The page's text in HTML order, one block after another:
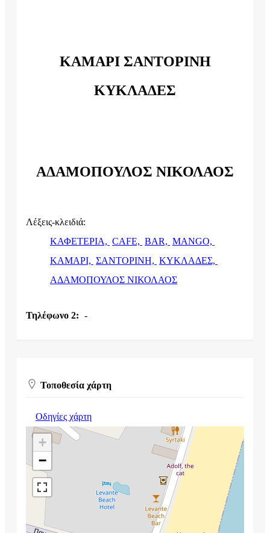
ΚΑΜΑΡΙ ΣΑΝΤΟΡΙΝΗ
ΚΥΚΛΑΔΕΣ
ΑΔΑΜΟΠΟΥΛΟΣ ΝΙΚΟΛΑΟΣ
Λέξεις-κλειδιά:
ΚΑΦΕΤΕΡΙΑ, CAFE, BAR, MANGO,
ΚΑΜΑΡΙ, ΣΑΝΤΟΡΙΝΗ, ΚΥΚΛΑΔΕΣ,
ΑΔΑΜΟΠΟΥΛΟΣ ΝΙΚΟΛΑΟΣ
Τηλέφωνο 2: -
Τοποθεσία χάρτη
Οδηγίες χάρτη
+
−